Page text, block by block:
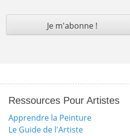
Ressources Pour Artistes
Apprendre la Peinture
Le Guide de l'Artiste